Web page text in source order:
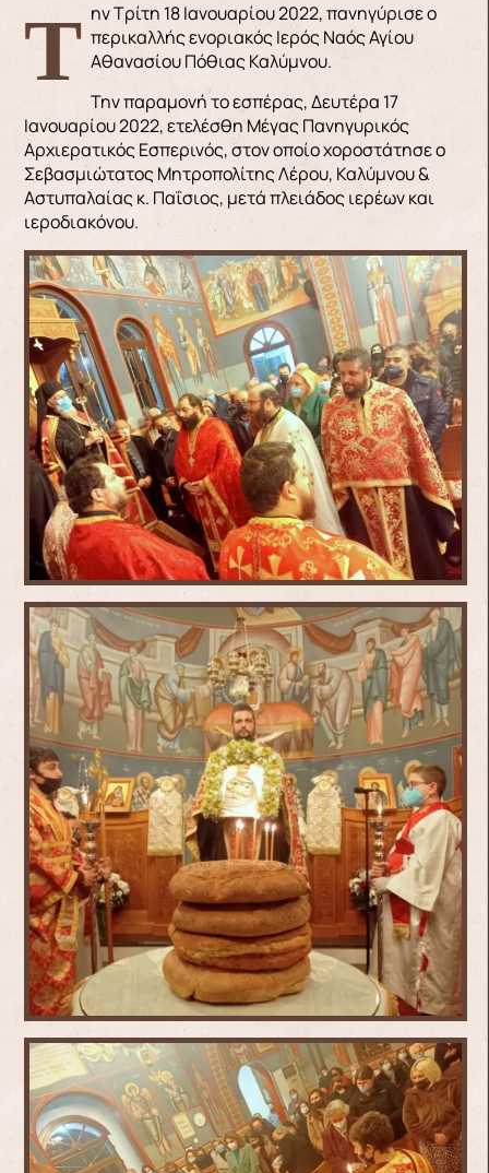
Την Τρίτη 18 Ιανουαρίου 2022, πανηγύρισε ο περικαλλής ενοριακός Ιερός Ναός Αγίου
Αθανασίου Πόθιας Καλύμνου.
Την παραμονή το εσπέρας, Δευτέρα 17
Ιανουαρίου 2022, ετελέσθη Μέγας Πανηγυρικός
Αρχιερατικός Εσπερινός, στον οποίο χοροστάτησε ο
Σεβασμιώτατος Μητροπολίτης Λέρου, Καλύμνου &
Αστυπαλαίας κ. Παΐσιος, μετά πλειάδος ιερέων και
ιεροδιακόνου.